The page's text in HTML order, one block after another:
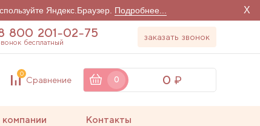
Яндекс.Браузер. Подробнее... X
800 201-02-75
бесплатный
заказать звонок
Сравнение
0
0 0
Контакты